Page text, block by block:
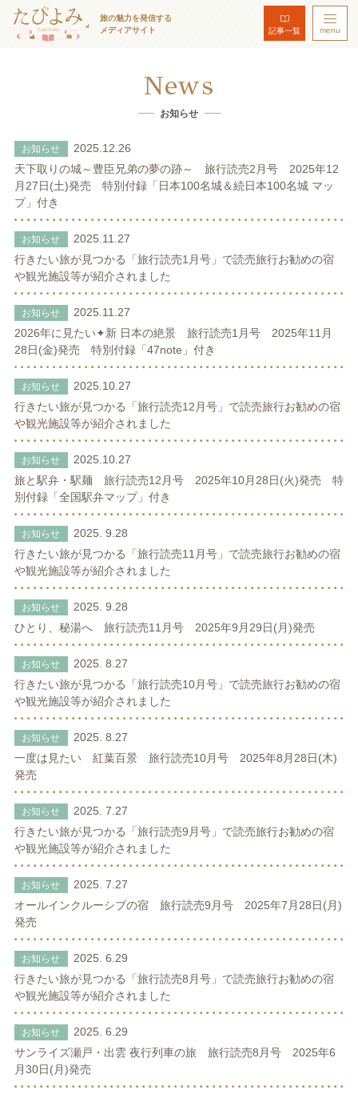
旅の魅力を発信する
メディアサイト
記事一覧 menu
News
お知らせ
お知らせ
2025.12.26
天下取りの城～豊臣兄弟の夢の跡～ 旅行読売2月号 2025年12
月27日(土)発売 特別付録「日本100名城＆続日本100名城 マッ
プ」付き
お知らせ
2025.11.27
行きたい旅が見つかる「旅行読売1月号」で読売旅行お勧めの宿
や観光施設等が紹介されました
お知らせ
2025.11.27
2026年に見たい✦新 日本の絶景 旅行読売1月号 2025年11月
28日(金)発売 特別付録「47note」付き
お知らせ
2025.10.27
行きたい旅が見つかる「旅行読売12月号」で読売旅行お勧めの宿
や観光施設等が紹介されました
お知らせ
2025.10.27
旅と駅弁・駅麺 旅行読売12月号 2025年10月28日(火)発売 特
別付録「全国駅弁マップ」付き
お知らせ
2025. 9.28
行きたい旅が見つかる「旅行読売11月号」で読売旅行お勧めの宿
や観光施設等が紹介されました
お知らせ
2025. 9.28
ひとり、秘湯へ 旅行読売11月号 2025年9月29日(月)発売
お知らせ
2025. 8.27
行きたい旅が見つかる「旅行読売10月号」で読売旅行お勧めの宿
や観光施設等が紹介されました
お知らせ
2025. 8.27
一度は見たい 紅葉百景 旅行読売10月号 2025年8月28日(木)
発売
お知らせ
2025. 7.27
行きたい旅が見つかる「旅行読売9月号」で読売旅行お勧めの宿
や観光施設等が紹介されました
お知らせ
2025. 7.27
オールインクルーシブの宿 旅行読売9月号 2025年7月28日(月)
発売
お知らせ
2025. 6.29
行きたい旅が見つかる「旅行読売8月号」で読売旅行お勧めの宿
や観光施設等が紹介されました
お知らせ
2025. 6.29
サンライズ瀬戸・出雲 夜行列車の旅 旅行読売8月号 2025年6
月30日(月)発売